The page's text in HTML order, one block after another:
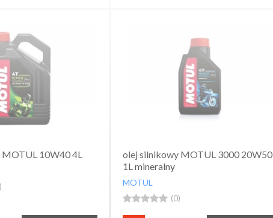
10W40 4L
olej silnikowy MOTUL 3000 20W50
1L mineralny
MOTUL
 (0)